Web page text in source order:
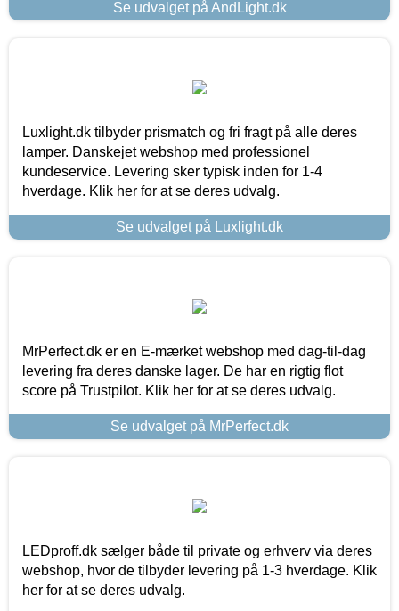
Se udvalget på AndLight.dk
Luxlight.dk tilbyder prismatch og fri fragt på alle deres
lamper. Danskejet webshop med professionel
kundeservice. Levering sker typisk inden for 1-4
hverdage. Klik her for at se deres udvalg.
Se udvalget på Luxlight.dk
MrPerfect.dk er en E-mærket webshop med dag-til-dag
levering fra deres danske lager. De har en rigtig flot
score på Trustpilot. Klik her for at se deres udvalg.
Se udvalget på MrPerfect.dk
LEDproff.dk sælger både til private og erhverv via deres
webshop, hvor de tilbyder levering på 1-3 hverdage. Klik
her for at se deres udvalg.